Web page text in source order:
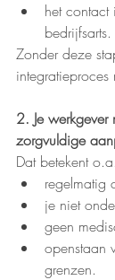
het
bedrijfsarts.
Zonder deze
2. Je
zorgvuldige
Dat betekent
regelmatig
je niet
geen
openstaan
grenzen.